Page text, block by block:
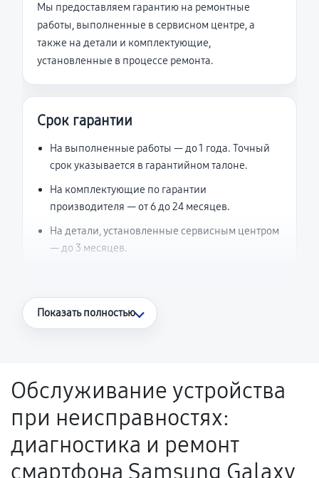
Мы предоставляем гарантию на ремонтные
работы, выполненные в сервисном центре, а
также на детали и комплектующие,
установленные в процессе ремонта.
Срок гарантии
На выполненные работы — до 1 года. Точный
срок указывается в гарантийном талоне.
На комплектующие по гарантии
производителя — от 6 до 24 месяцев.
На детали, установленные сервисным центром
— до 3 месяцев.
Что считается гарантийным случаем
Поломка установленной детали при
нормальной эксплуатации в течение
гарантийного срока.
Несоответствие комплектующей заявленным
техническим характеристикам.
Показать полностью
Обслуживание устройства
при неисправностях:
диагностика и ремонт
смартфона Samsung Galaxy